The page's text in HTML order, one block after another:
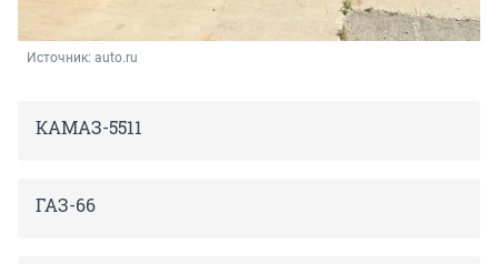
Источник: auto.ru
КАМАЗ-5511
ГАЗ-66